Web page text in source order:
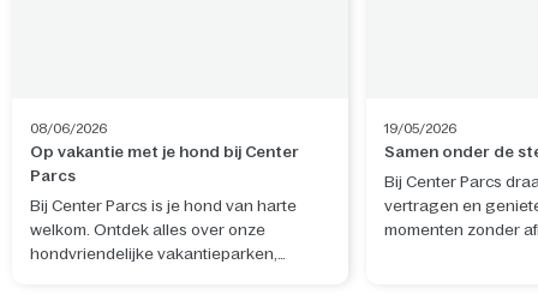
08/06/2026
Op vakantie met je hond bij Center
Parcs
Bij Center Parcs is je hond van harte
welkom. Ontdek alles over onze
hondvriendelijke vakantieparken,
19/05/2026
Samen onder de
Bij Center Parcs
vertragen en
momenten zonder